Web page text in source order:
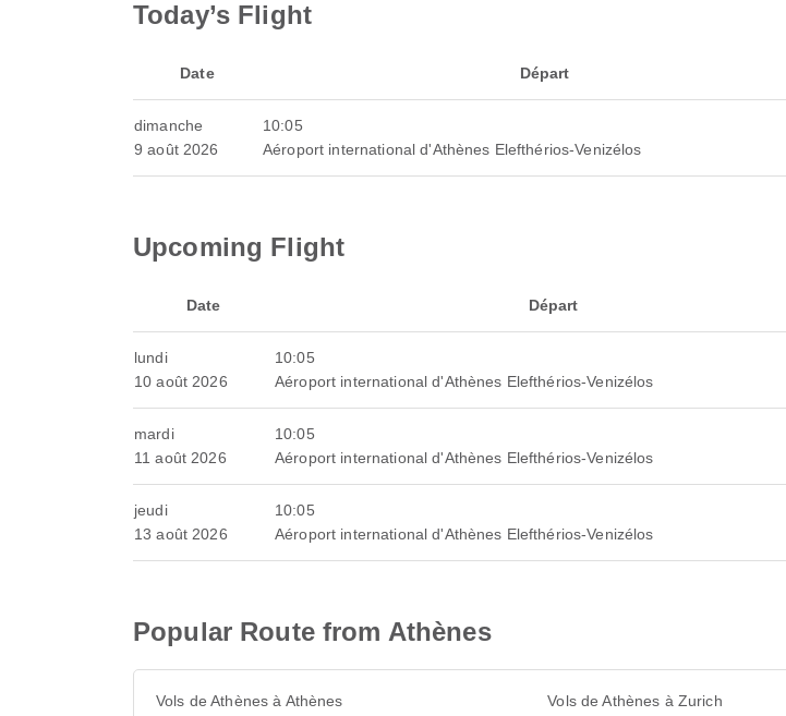
Today’s Flight
Date Départ
dimanche
9 août 2026
10:05
Aéroport international d'Athènes Elefthérios-Venizélos
Upcoming Flight
Date Départ
lundi
10 août 2026
10:05
Aéroport international d'Athènes Elefthérios-Venizélos
mardi
11 août 2026
10:05
Aéroport international d'Athènes Elefthérios-Venizélos
jeudi
13 août 2026
10:05
Aéroport international d'Athènes Elefthérios-Venizélos
Popular Route from Athènes
Vols de Athènes à Athènes Vols de Athènes à Zurich